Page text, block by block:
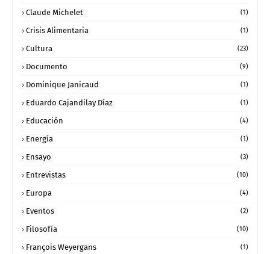
Claude Michelet (1)
Crisis Alimentaria (1)
Cultura (23)
Documento (9)
Dominique Janicaud (1)
Eduardo Cajandilay Díaz (1)
Educación (4)
Energía (1)
Ensayo (3)
Entrevistas (10)
Europa (4)
Eventos (2)
Filosofía (10)
François Weyergans (1)